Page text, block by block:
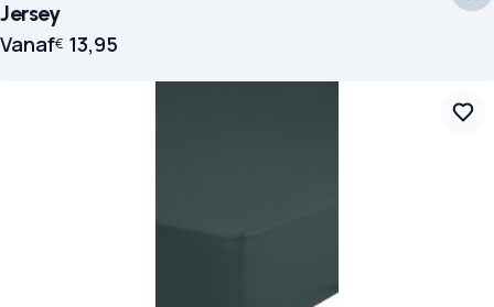
Jersey
Vanaf€ 13,95